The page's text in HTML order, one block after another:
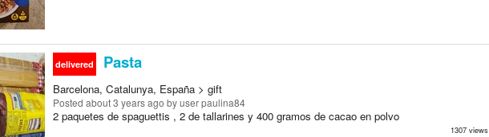
delivered Pasta
Barcelona, Catalunya, España > gift
Posted about 3 years ago by user paulina84
2 paquetes de spaguettis , 2 de tallarines y 400 gramos de cacao en polvo
1307 views